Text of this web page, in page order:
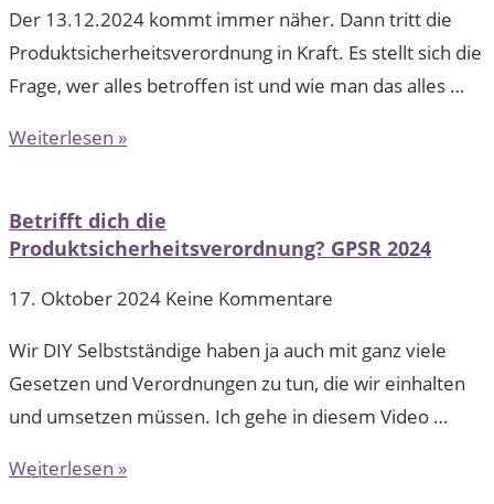
Der 13.12.2024 kommt immer näher. Dann tritt die
Produktsicherheitsverordnung in Kraft. Es stellt sich die
Frage, wer alles betroffen ist und wie man das alles …
Weiterlesen »
Betrifft dich die
Produktsicherheitsverordnung? GPSR 2024
17. Oktober 2024 Keine Kommentare
Wir DIY Selbstständige haben ja auch mit ganz viele
Gesetzen und Verordnungen zu tun, die wir einhalten
und umsetzen müssen. Ich gehe in diesem Video …
Weiterlesen »